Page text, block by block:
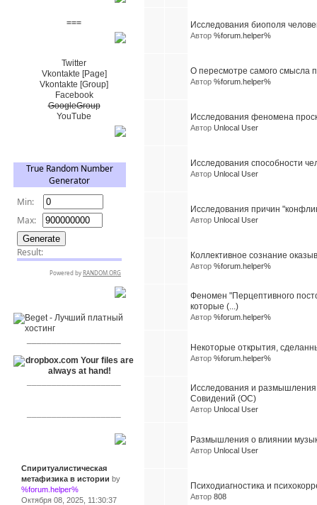
===
Twitter
Vkontakte [Page]
Vkontakte [Group]
Facebook
GoogleGroup
YouTube
Спиритуалистическая
метафизика в истории by
%forum.helper%
Октября 08, 2025, 11:30:37
Исследования биополя
Автор %forum.helper%
О пересмотре самого смысла
Автор %forum.helper%
Исследования феномена
Автор Unlocal User
Исследования способности
Автор Unlocal User
Исследования причин
Автор Unlocal User
Коллективное сознание
Автор %forum.helper%
Феномен "Перцептивного
которые (...)
Автор %forum.helper%
Некоторые открытия,
Автор %forum.helper%
Исследования и
Совидений (ОС)
Автор Unlocal User
Размышления о влиянии
Автор Unlocal User
Психодиагностика и
Автор 808